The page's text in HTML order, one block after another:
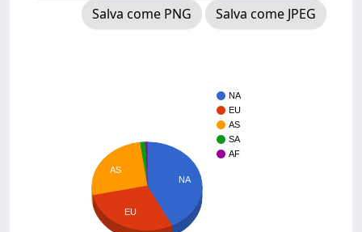
Salva come PNG
Salva come JPEG
NA
EU
AS
SA
AF
NA
AS
EU